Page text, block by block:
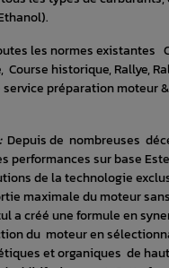
les normes existantes
Course historique, Rallye,
préparation moteur
Depuis de nombreuses
performances sur base
de la technologie
maximale du moteur
a créé une formule en
du moteur en
et organiques de